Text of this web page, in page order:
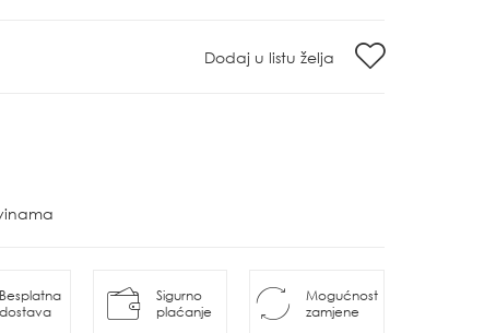
Dodaj u listu želja
Besplatna
dostava
Sigurno
plaćanje
Mogućnost
zamjene